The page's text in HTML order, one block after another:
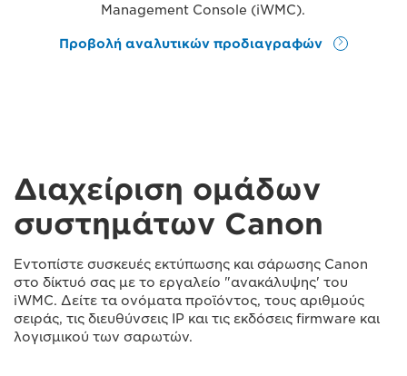
Management Console (iWMC).
Προβολή αναλυτικών προδιαγραφών
Διαχείριση ομάδων
συστημάτων Canon
Εντοπίστε συσκευές εκτύπωσης και σάρωσης Canon
στο δίκτυό σας με το εργαλείο "ανακάλυψης' του
iWMC. Δείτε τα ονόματα προϊόντος, τους αριθμούς
σειράς, τις διευθύνσεις IP και τις εκδόσεις firmware και
λογισμικού των σαρωτών.